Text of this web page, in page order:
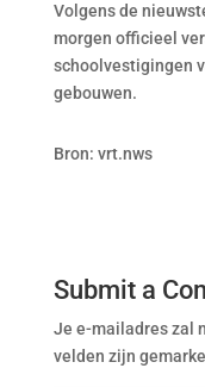
Volgens de
morgen officieel
schoolvestigingen
gebouwen.
Bron: vrt.nws
Submit a
Je e-mailadres zal
velden zijn